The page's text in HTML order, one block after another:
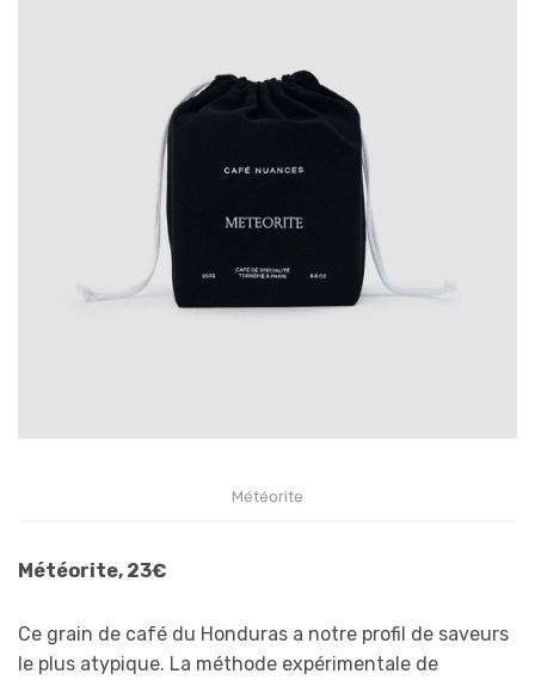
Météorite
Météorite, 23€
Ce grain de café du Honduras a notre profil de saveurs
le plus atypique. La méthode expérimentale de